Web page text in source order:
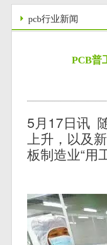
pcb行业新闻
PCB普
5月17日讯
上升，以及
板制造业“用